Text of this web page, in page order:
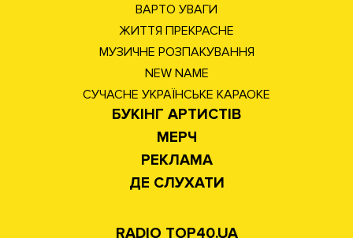
ВАРТО УВАГИ
ЖИТТЯ ПРЕКРАСНЕ
МУЗИЧНЕ РОЗПАКУВАННЯ
NEW NAME
СУЧАСНЕ УКРАЇНСЬКЕ КАРАОКЕ
БУКІНГ АРТИСТІВ
МЕРЧ
РЕКЛАМА
ДЕ СЛУХАТИ
RADIO TOP40.UA